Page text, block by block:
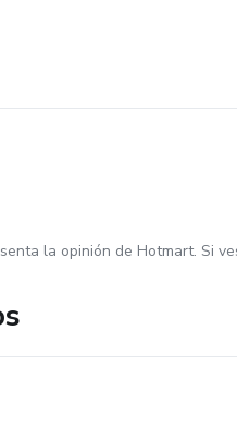
la opinión de Hotmart. Si